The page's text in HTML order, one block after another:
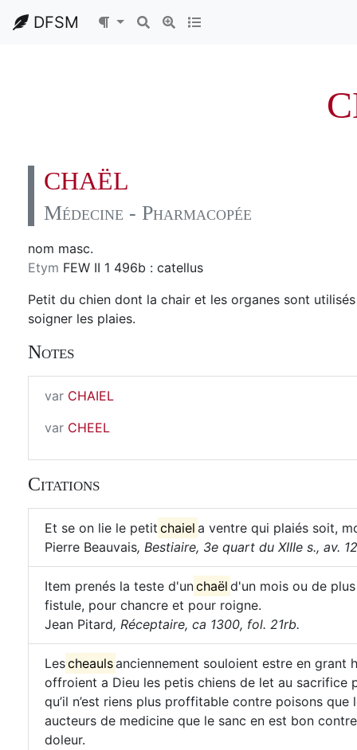
DFSM
CHAËL
Médecine - Pharmacopée
nom masc.
Etym FEW II 1 496b : catellus
Petit du chien dont la chair et les organes sont
soigner les plaies.
Notes
var CHAIEL
var CHEEL
Citations
Et se on lie le petit chaiel a ventre qui plaiés soit,
Pierre Beauvais, Bestiaire, 3e quart du XIIIe s., av.
Item prenés la teste d'unchaël d'un mois ou de
fistule, pour chancre et pour roigne.
Jean Pitard, Réceptaire, ca 1300, fol. 21rb.
Lescheaulsanciennement souloient estre en grant
offroient a Dieu les petis chiens de let au
qu’il n’est riens plus proffitable contre poisons que
aucteurs de medicine que le sanc en est bon
doleur.